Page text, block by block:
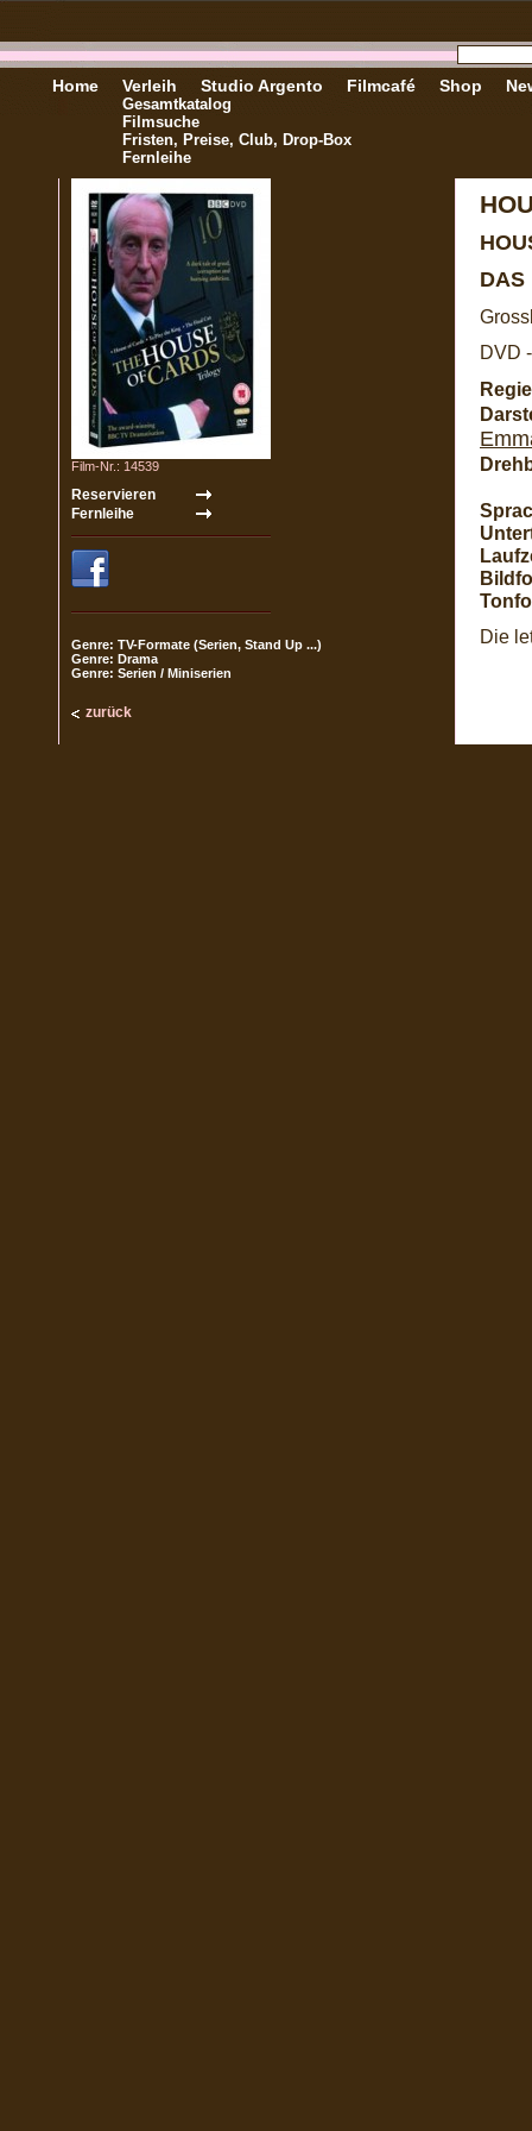
Home Verleih
Gesamtkatalog
Filmsuche
Fristen, Preise, Club, Drop-Box
Fernleihe
Studio Argento Filmcafé Shop
Film-Nr.: 14539
Genre: TV-Formate (Serien, Stand Up ...)
Genre: Drama
Genre: Serien / Miniserien
zurück
DAS
DVD
Die